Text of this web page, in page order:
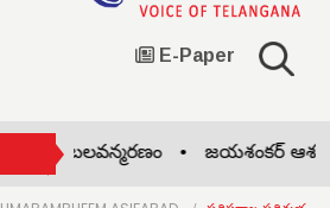
E-Paper
బలవన్మరణం • జయశంకర్